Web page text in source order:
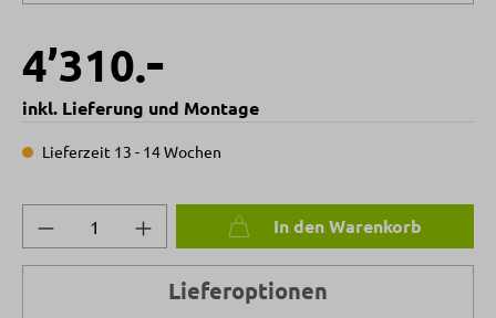
4’310.-
inkl. Lieferung und Montage
Lieferzeit 13 - 14 Wochen
Produkt Anzahl: Gib den gewünschten
In den Warenkorb
Lieferoptionen